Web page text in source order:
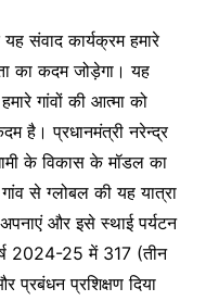
संवाद कार्यक्रम हमारे
का कदम जोड़ेगा। यह
गांवों की आत्मा को
है। प्रधानमंत्री नरेन्द्र
के विकास के मॉडल का
से ग्लोबल की यह यात्रा
और इसे स्थाई पर्यटन
2024-25 में 317 (तीन
प्रबंधन प्रशिक्षण दिया